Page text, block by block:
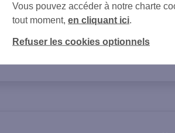
d’épargne, de
ou encore de
Vous pouvez accéder à notre charte
tout moment, en cliquant ici.
Refuser les cookies optionnels